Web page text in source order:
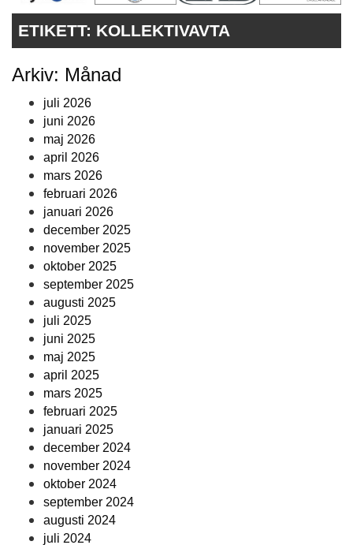
ETIKETT: KOLLEKTIVAVTA
Arkiv: Månad
juli 2026
juni 2026
maj 2026
april 2026
mars 2026
februari 2026
januari 2026
december 2025
november 2025
oktober 2025
september 2025
augusti 2025
juli 2025
juni 2025
maj 2025
april 2025
mars 2025
februari 2025
januari 2025
december 2024
november 2024
oktober 2024
september 2024
augusti 2024
juli 2024